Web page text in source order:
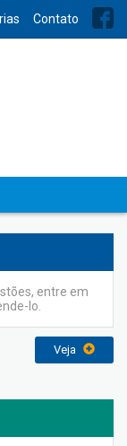
Contato
para trazer
referente
entre em
lo.
Veja